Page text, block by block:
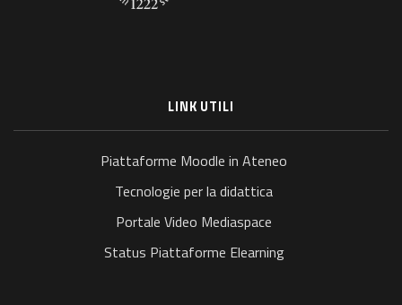
LINK UTILI
Piattaforme Moodle in Ateneo
Tecnologie per la didattica
Portale Video Mediaspace
Status Piattaforme Elearning